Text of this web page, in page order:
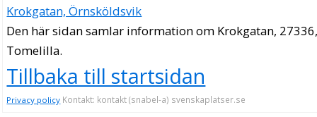
Krokgatan, Örnsköldsvik
Den här sidan samlar information om Krokgatan,
Tomelilla.
Tillbaka till startsidan
Privacy policy Kontakt: kontakt (snabel-a) svenskaplatser.se